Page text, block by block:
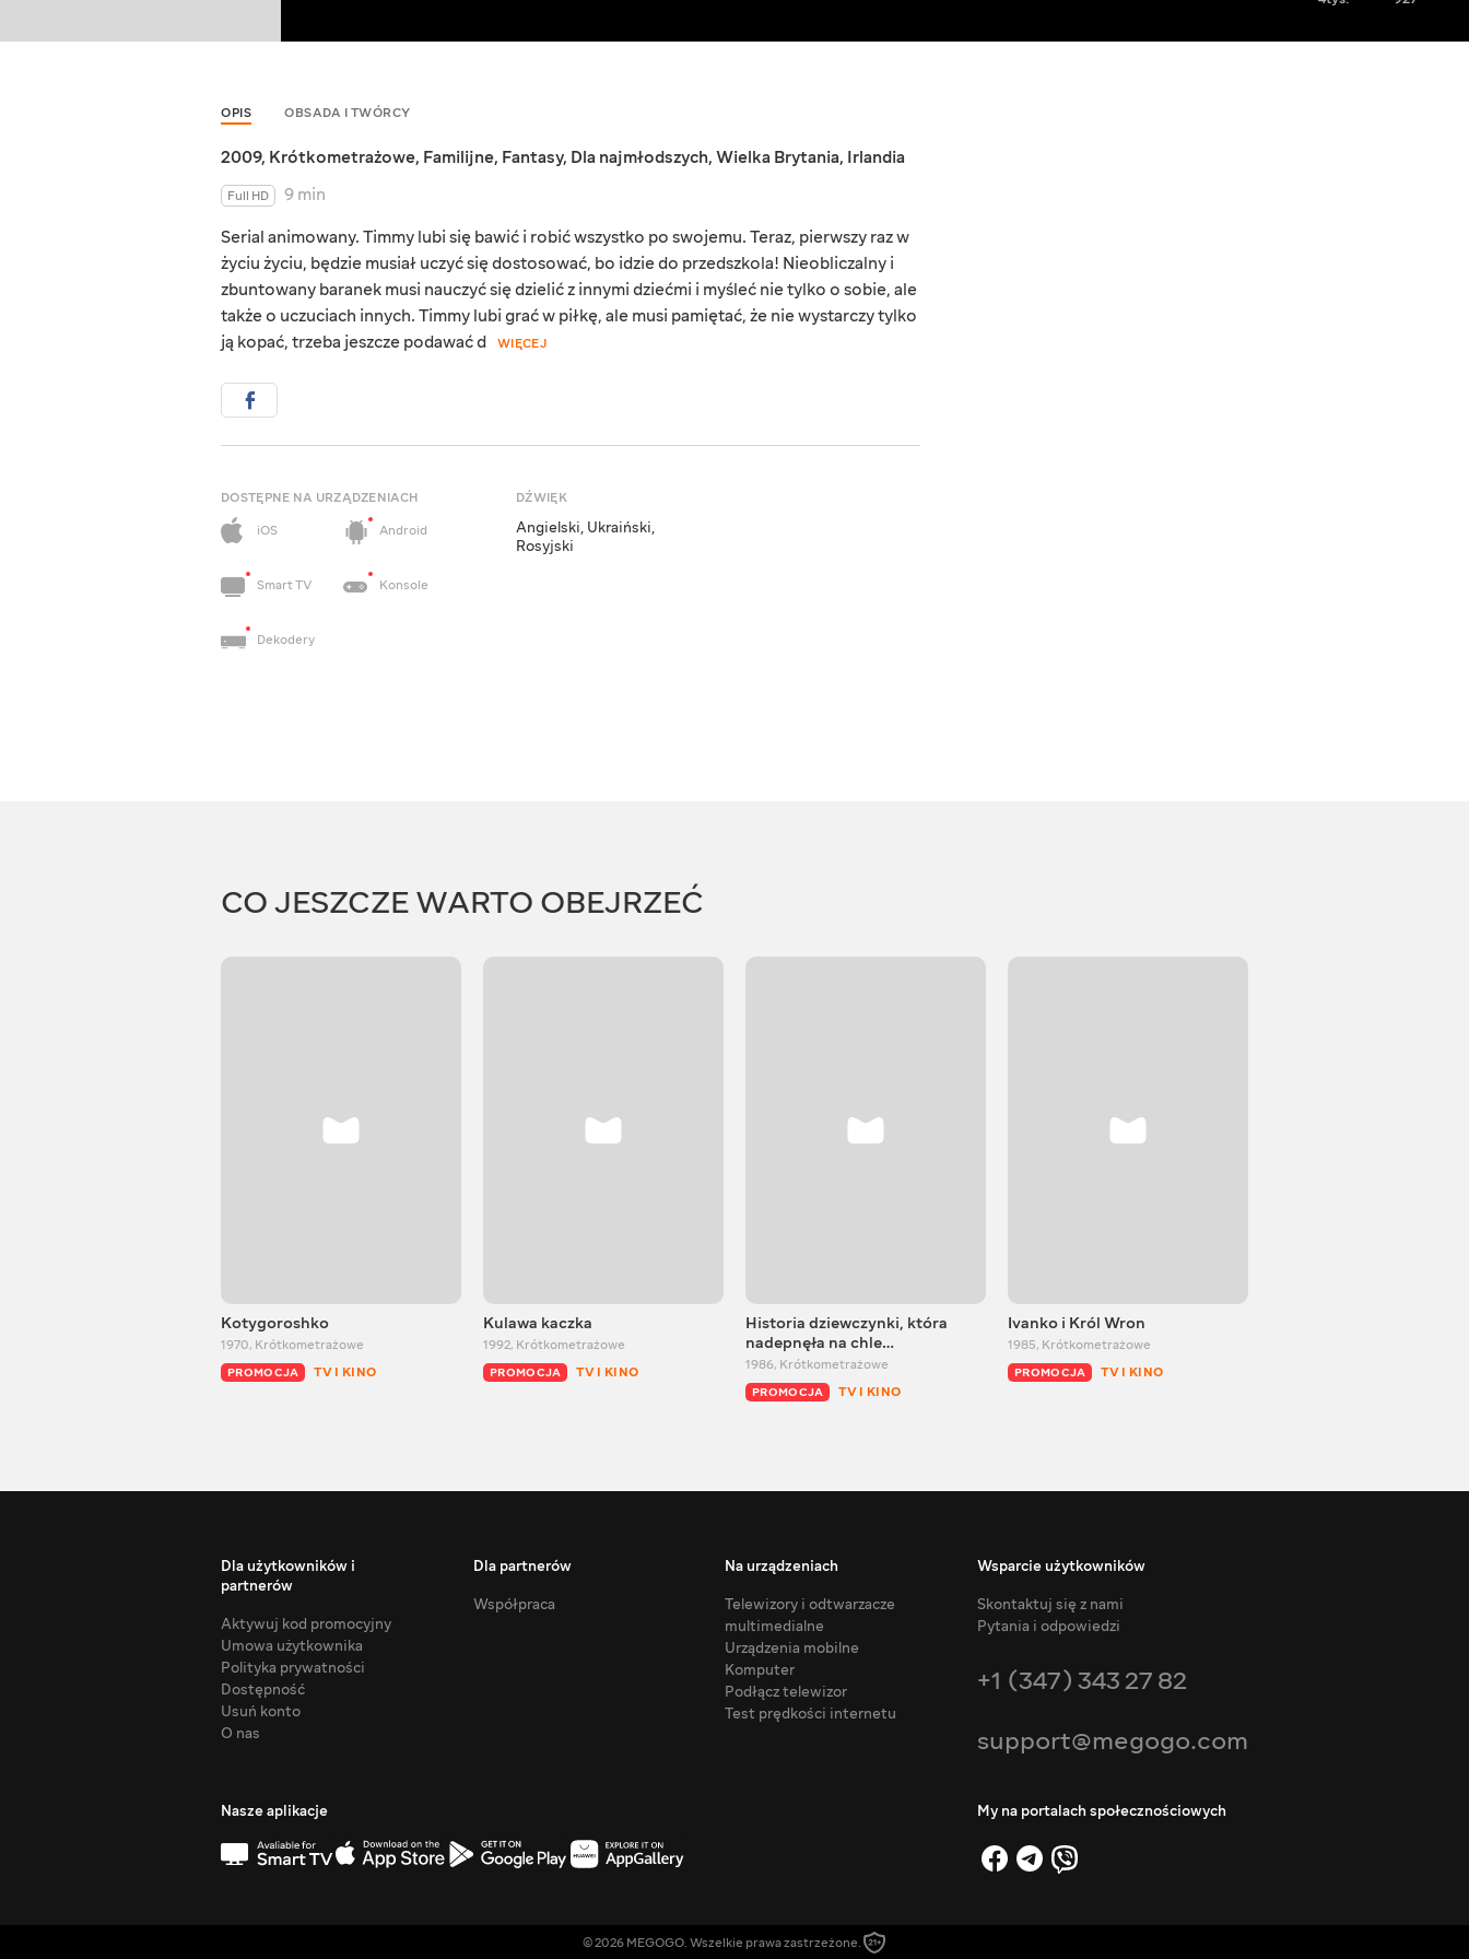
OPIS OBSADA I TWÓRCY
2009, Krótkometrażowe, Familijne, Fantasy, Dla najmłodszych, Wielka Brytania, Irlandia
Full HD
9 min
Serial animowany. Timmy lubi się bawić i robić wszystko po swojemu. Teraz, pierwszy raz w
życiu życiu, będzie musiał uczyć się dostosować, bo idzie do przedszkola! Nieobliczalny i
zbuntowany baranek musi nauczyć się dzielić z innymi dziećmi i myśleć nie tylko o sobie, ale
także o uczuciach innych. Timmy lubi grać w piłkę, ale musi pamiętać, że nie wystarczy tylko
ją kopać, trzeba jeszcze podawać d
WIĘCEJ
DOSTĘPNE NA URZĄDZENIACH
iOS
Android
Smart TV Konsole
Dekodery
DŹWIĘK
Angielski, Ukraiński,
Rosyjski
CO JESZCZE WARTO OBEJRZEĆ
Kotygoroshko
1970, Krótkometrażowe
PROMOCJA TV I KINO
Kulawa kaczka
1992, Krótkometrażowe
PROMOCJA TV I KINO
Historia dziewczynki, która
nadepnęła na chle…
1986, Krótkometrażowe
PROMOCJA TV I KINO
Ivanko i Król Wron
1985, Krótkometrażowe
PROMOCJA TV I KINO
Dla użytkowników i
partnerów
Aktywuj kod promocyjny
Umowa użytkownika
Polityka prywatności
Dostępność
Usuń konto
O nas
Dla partnerów
Współpraca
Na urządzeniach
Telewizory i odtwarzacze
multimedialne
Urządzenia mobilne
Komputer
Podłącz telewizor
Test prędkości internetu
Wsparcie użytkowników
Skontaktuj się z nami
Pytania i odpowiedzi
+1 (347) 343 27 82
support@megogo.com
Nasze aplikacje My na portalach społecznościowych
© 2026 MEGOGO. Wszelkie prawa zastrzeżone.